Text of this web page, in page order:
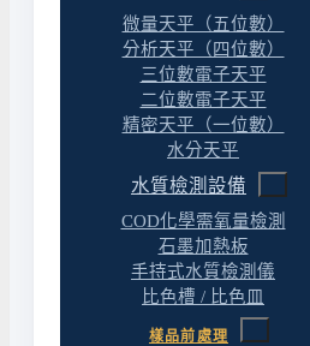
微量天平（五位數）
分析天平（四位數）
三位數電子天平
二位數電子天平
精密天平（一位數）
水分天平
水質檢測設備
COD化學需氧量檢測
石墨加熱板
手持式水質檢測儀
比色槽 / 比色皿
樣品前處理